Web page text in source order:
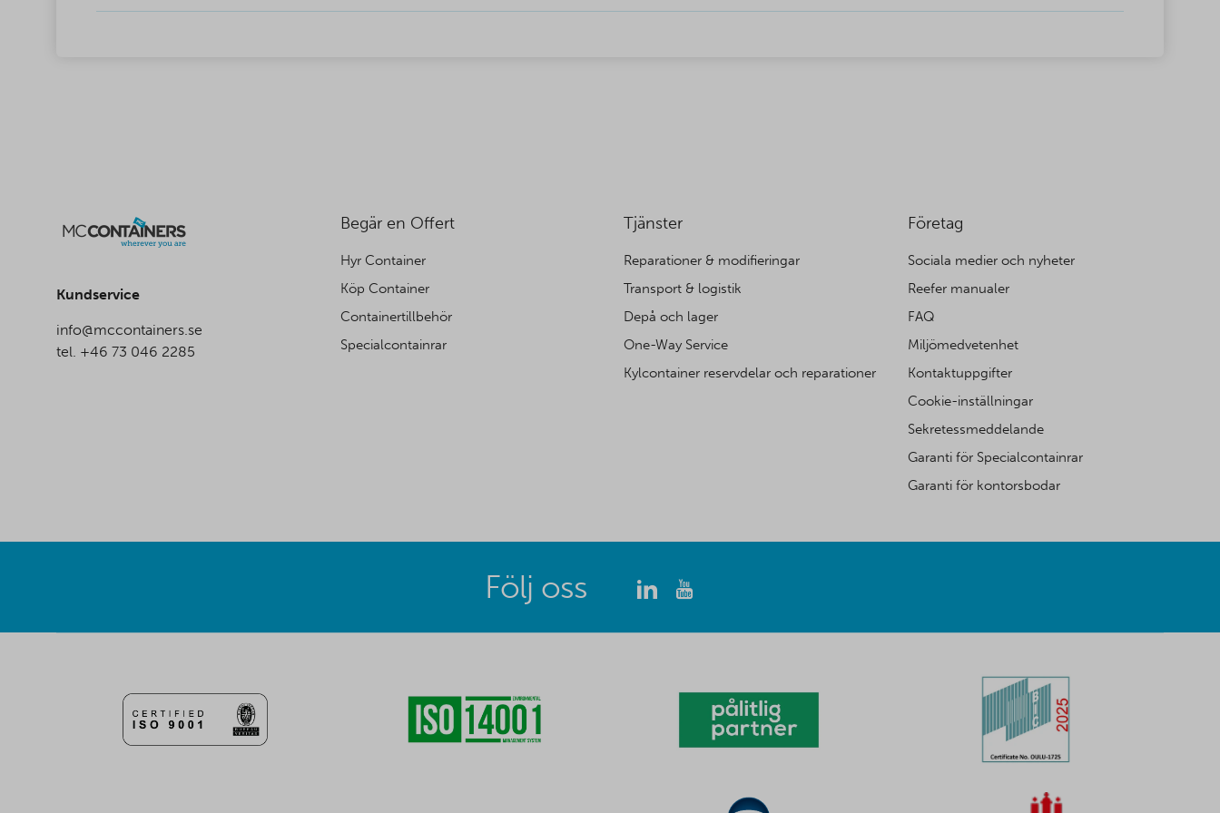
Kundservice
info@mccontainers.se
tel. +46 73 046 2285
Begär en Offert
Hyr Container
Köp Container
Containertillbehör
Specialcontainrar
Tjänster
Reparationer & modifieringar
Transport & logistik
Depå och lager
One-Way Service
Kylcontainer reservdelar och reparationer
Företag
Sociala medier och nyheter
Reefer manualer
FAQ
Miljömedvetenhet
Kontaktuppgifter
Cookie-inställningar
Sekretessmeddelande
Garanti för Specialcontainrar
Garanti för kontorsbodar
Följ oss